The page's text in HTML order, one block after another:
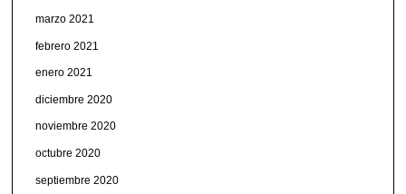
marzo 2021
febrero 2021
enero 2021
diciembre 2020
noviembre 2020
octubre 2020
septiembre 2020